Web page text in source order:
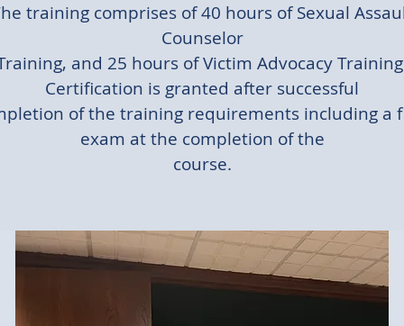
training comprises of 40 hours of Sexual
Counselor
and 25 hours of Victim Advocacy
Certification is granted after successful
of the training requirements including a
exam at the completion of the
course.